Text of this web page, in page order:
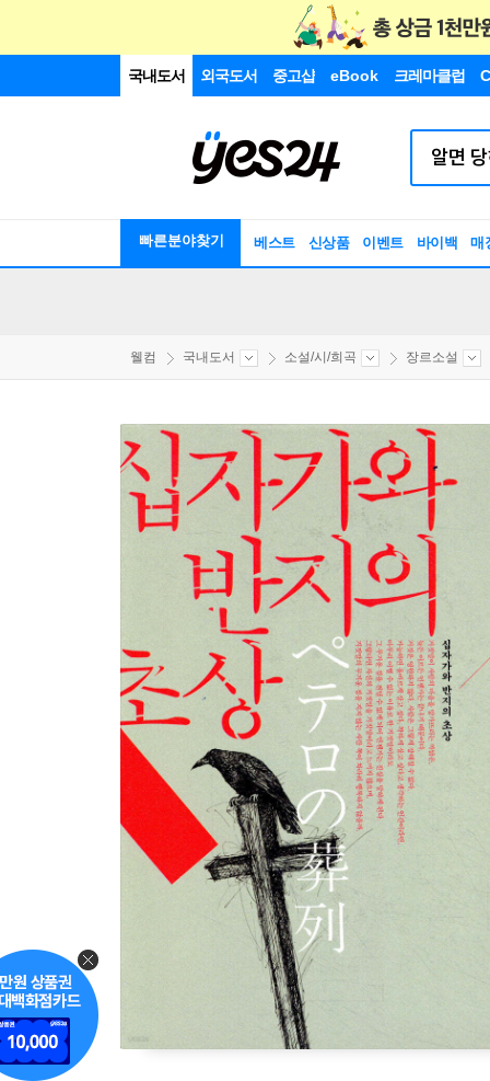
국내도서 외국도서 중고샵 eBook 크레마클럽
빠른분야찾기 베스트 신상품 이벤트 바이백 매
웰컴 국내도서 소설/시/희곡 장르소설